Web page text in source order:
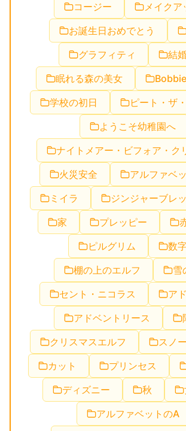
コージー
メイクア
お誕生日おめでとう
グラフィティ
結
眠れる森の美女
学校の初日
ピート・ザ
ようこそ幼稚園へ
ナイトメアー・ビフォア・ク
火災安全
アルファベ
ミイラ
ジンジャーブレ
家
プレッピー
ピルグリム
数
棚の上のエルフ
雪
セント・ニコラス
ア
アドベントリース
クリスマスエルフ
スノ
カット
プリンセス
ディズニー
秋
アルファベットのA